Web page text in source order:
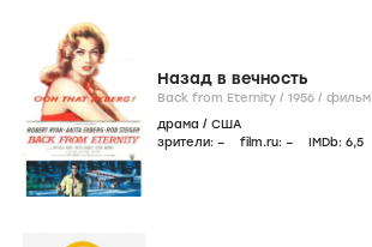
Назад в вечность
Back from Eternity / 1956 / фильм
драма / США
зрители: – film.ru: – IMDb: 6,5